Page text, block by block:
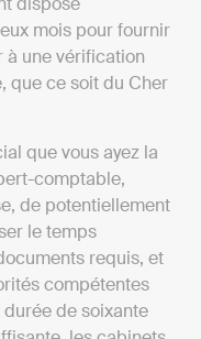
mois pour fournir
à une vérification
que ce soit du Cher
que vous ayez la
comptable,
de potentiellement
le temps
requis, et
compétentes
de soixante